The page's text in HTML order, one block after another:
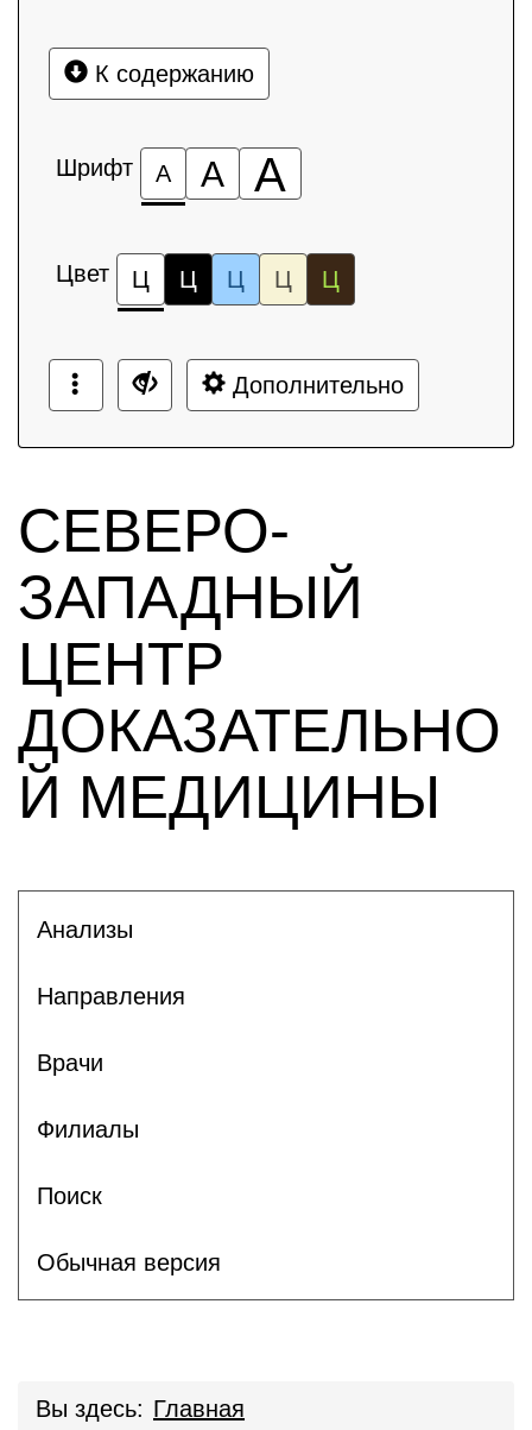
К содержанию
Шрифт А А А
Цвет Ц Ц Ц Ц Ц
Дополнительно
СЕВЕРО-
ЗАПАДНЫЙ
ЦЕНТР
ДОКАЗАТЕЛЬНО
Й МЕДИЦИНЫ
Анализы
Направления
Врачи
Филиалы
Поиск
Обычная версия
Вы здесь: Главная